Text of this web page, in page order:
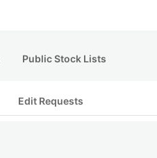
Public Stock Lists
Edit Requests